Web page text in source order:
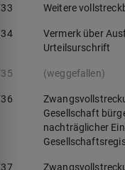
Weitere
Vermerk über
Urteilsurschrift
(weggefallen)
Gesellschaft
nachträglicher